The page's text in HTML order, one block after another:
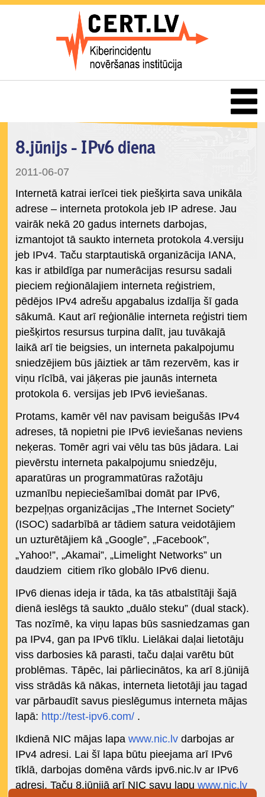
8.jūnijs - IPv6 diena
2011-06-07
Internetā katrai ierīcei tiek piešķirta sava unikāla
adrese – interneta protokola jeb IP adrese. Jau
vairāk nekā 20 gadus internets darbojas,
izmantojot tā saukto interneta protokola 4.versiju
jeb IPv4. Taču starptautiskā organizācija IANA,
kas ir atbildīga par numerācijas resursu sadali
pieciem reģionālajiem interneta reģistriem,
pēdējos IPv4 adrešu apgabalus izdalīja šī gada
sākumā. Kaut arī reģionālie interneta reģistri tiem
piešķirtos resursus turpina dalīt, jau tuvākajā
laikā arī tie beigsies, un interneta pakalpojumu
sniedzējiem būs jāiztiek ar tām rezervēm, kas ir
viņu rīcībā, vai jāķeras pie jaunās interneta
protokola 6. versijas jeb IPv6 ieviešanas.
Protams, kamēr vēl nav pavisam beigušās IPv4
adreses, tā nopietni pie IPv6 ieviešanas neviens
neķeras. Tomēr agri vai vēlu tas būs jādara. Lai
pievērstu interneta pakalpojumu sniedzēju,
aparatūras un programmatūras ražotāju
uzmanību nepieciešamībai domāt par IPv6,
bezpeļņas organizācijas „The Internet Society”
(ISOC) sadarbībā ar tādiem satura veidotājiem
un uzturētājiem kā „Google”, „Facebook”,
„Yahoo!”, „Akamai”, „Limelight Networks” un
daudziem citiem rīko globālo IPv6 dienu.
IPv6 dienas ideja ir tāda, ka tās atbalstītāji šajā
dienā ieslēgs tā saukto „duālo steku” (dual stack).
Tas nozīmē, ka viņu lapas būs sasniedzamas gan
pa IPv4, gan pa IPv6 tīklu. Lielākai daļai lietotāju
viss darbosies kā parasti, taču daļai varētu būt
problēmas. Tāpēc, lai pārliecinātos, ka arī 8.jūnijā
viss strādās kā nākas, interneta lietotāji jau tagad
var pārbaudīt savus pieslēgumus interneta mājas
lapā: http://test-ipv6.com/.
Ikdienā NIC mājas lapa www.nic.lvdarbojas ar
IPv4 adresi. Lai šī lapa būtu pieejama arī IPv6
tīklā, darbojas domēna vārds ipv6.nic.lv ar IPv6
adresi. Taču 8.jūnijā arī NIC savu lapu www.nic.lv